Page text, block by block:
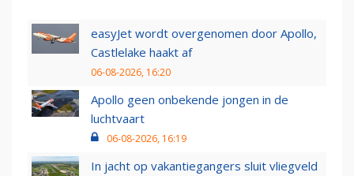
easyJet wordt overgenomen door Apollo,
Castlelake haakt af
06-08-2026, 16:20
Apollo geen onbekende jongen in de
luchtvaart
06-08-2026, 16:19
In jacht op vakantiegangers sluit vliegveld